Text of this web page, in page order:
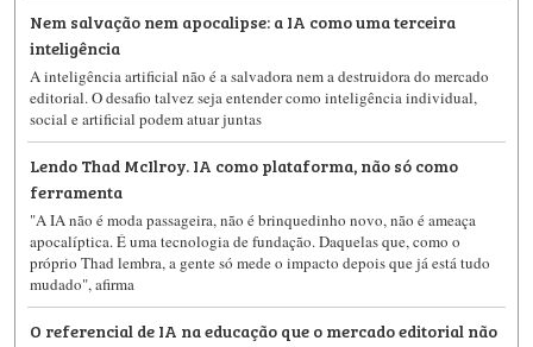
Nem salvação nem apocalipse: a IA como uma terceira
inteligência
A inteligência artificial não é a salvadora nem a destruidora do mercado
editorial. O desafio talvez seja entender como inteligência individual,
social e artificial podem atuar juntas
Lendo Thad McIlroy. IA como plataforma, não só como
ferramenta
"A IA não é moda passageira, não é brinquedinho novo, não é ameaça
apocalíptica. É uma tecnologia de fundação. Daquelas que, como o
próprio Thad lembra, a gente só mede o impacto depois que já está tudo
mudado", afirma
O referencial de IA na educação que o mercado editorial não